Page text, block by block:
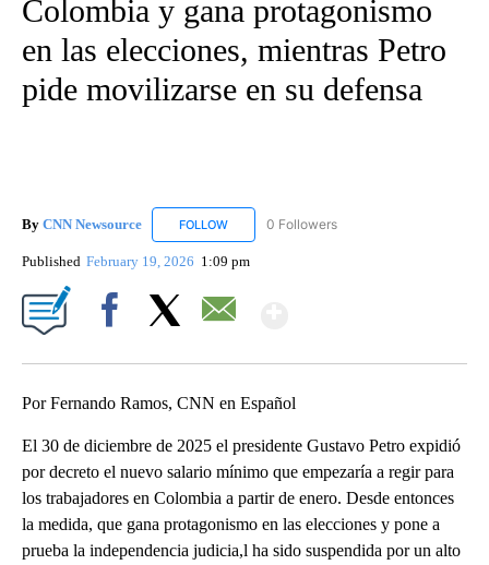
Colombia y gana protagonismo
en las elecciones, mientras Petro
pide movilizarse en su defensa
By CNN Newsource FOLLOW FOLLOW "CNN NEWSOURCE" TO RECEIVE
0 Followers
Published February 19, 2026 1:09 pm
Por Fernando Ramos, CNN en Español
El 30 de diciembre de 2025 el presidente Gustavo Petro expidió
por decreto el nuevo salario mínimo que empezaría a regir para
los trabajadores en Colombia a partir de enero. Desde entonces
la medida, que gana protagonismo en las elecciones y pone a
prueba la independencia judicia,l ha sido suspendida por un alto